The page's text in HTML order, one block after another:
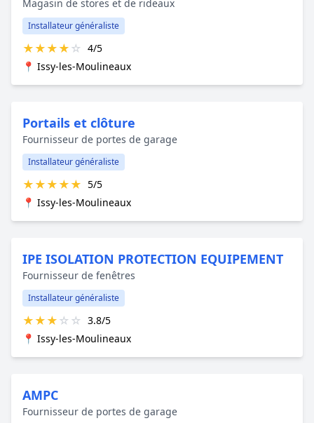
Magasin de stores et de rideaux
Installateur généraliste
★★★★☆ 4/5
📍 Issy-les-Moulineaux
Portails et clôture
Fournisseur de portes de garage
Installateur généraliste
★★★★★ 5/5
📍 Issy-les-Moulineaux
IPE ISOLATION PROTECTION EQUIPEMENT
Fournisseur de fenêtres
Installateur généraliste
★★★☆☆ 3.8/5
📍 Issy-les-Moulineaux
AMPC
Fournisseur de portes de garage